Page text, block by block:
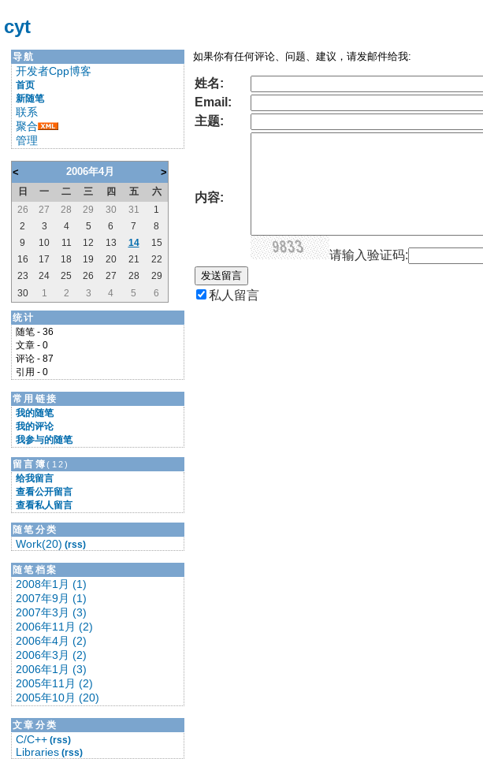
cyt
导航
开发者Cpp博客
首页
新随笔
联系
聚合
管理
< 2006年4月 >
日 一 二 三 四 五
六
26
27 28 29 30 31
1
2
3 4 5 6 7
8
9
10 11 12 13 14
15
16
17 18 19 20 21
22
23
24 25 26 27 28
29
30
1 2 3 4 5 6
统计
随笔 - 36
文章 - 0
评论 - 87
引用 - 0
常用链接
我的随笔
我的评论
我参与的随笔
留言簿(12)
给我留言
查看公开留言
查看私人留言
随笔分类
Work(20) (rss)
随笔档案
2008年1月 (1)
2007年9月 (1)
2007年3月 (3)
2006年11月 (2)
2006年4月 (2)
2006年3月 (2)
2006年1月 (3)
2005年11月 (2)
2005年10月 (20)
文章分类
C/C++ (rss)
Libraries (rss)
如果你有任何评论、问题、建议，请发邮件给我:
姓名:
Email:
主题:
内容:
请输入验证码:
私人留言